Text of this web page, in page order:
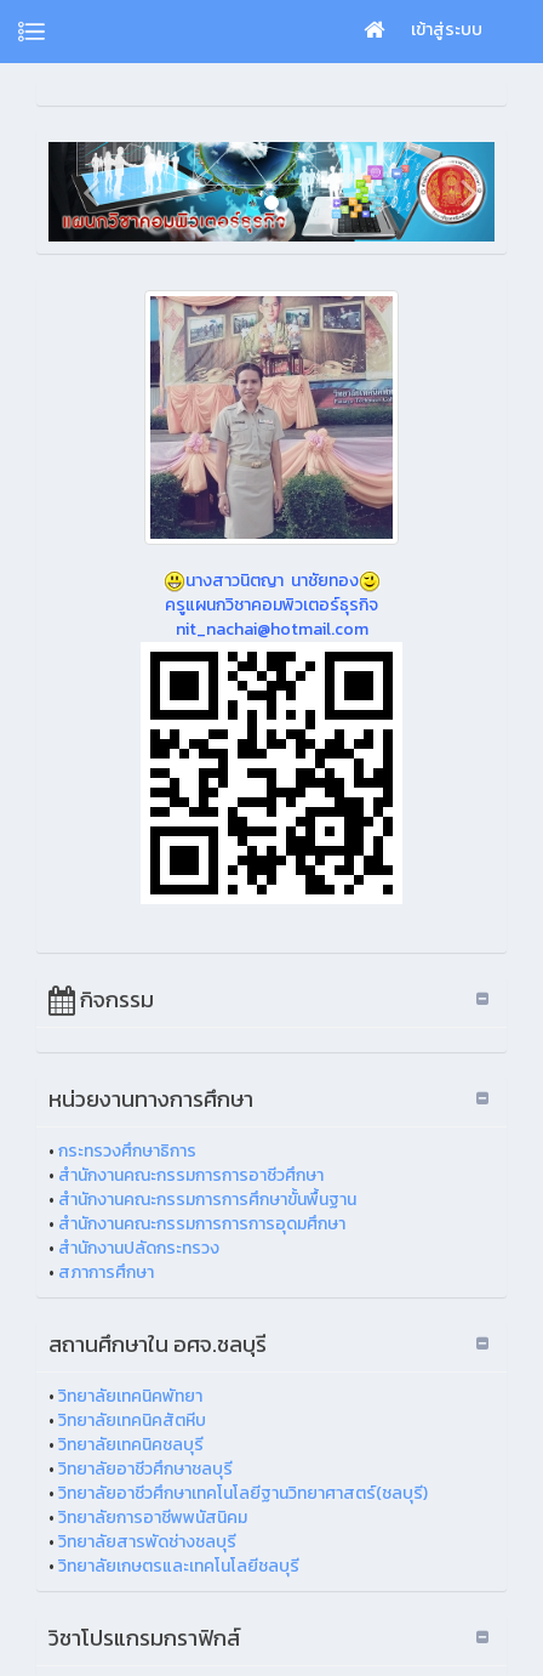
เข้าสู่ระบบ
นางสาวนิตญา นาชัยทอง
ครูแผนกวิชาคอมพิวเตอร์ธุรกิจ
nit_nachai@hotmail.com
กิจกรรม
หน่วยงานทางการศึกษา
•กระทรวงศึกษาธิการ
• สำนักงานคณะกรรมการการอาชีวศึกษา
• สำนักงานคณะกรรมการการศึกษาขั้นพื้นฐาน
• สำนักงานคณะกรรมการการการอุดมศึกษา
• สำนักงานปลัดกระทรวง
• สภาการศึกษา
สถานศึกษาใน อศจ.ชลบุรี
•วิทยาลัยเทคนิคพัทยา
•วิทยาลัยเทคนิคสัตหีบ
•วิทยาลัยเทคนิคชลบุรี
•วิทยาลัยอาชีวศึกษาชลบุรี
•วิทยาลัยอาชีวศึกษาเทคโนโลยีฐานวิทยาศาสตร์(ชลบุรี)
•วิทยาลัยการอาชีพพนัสนิคม
•วิทยาลัยสารพัดช่างชลบุรี
•วิทยาลัยเกษตรและเทคโนโลยีชลบุรี
วิชาโปรแกรมกราฟิกส์